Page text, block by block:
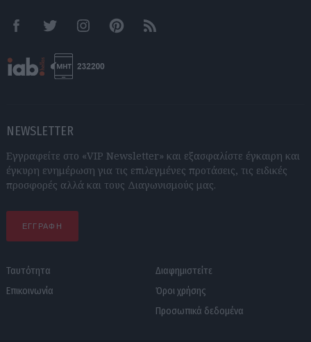
FacebookTwitter InstagramPinterestRSS feeds
NEWSLETTER
Εγγραφείτε στο «VIP Newsletter» και εξασφαλίστε έγκαιρη και
έγκυρη ενημέρωση για τις επιλεγμένες προτάσεις, τις ειδικές
προσφορές αλλά και τους Διαγωνισμούς μας.
ΕΓΓΡΑΦΗ
Ταυτότητα
Επικοινωνία
Διαφημιστείτε
Όροι χρήσης
Προσωπικά δεδομένα